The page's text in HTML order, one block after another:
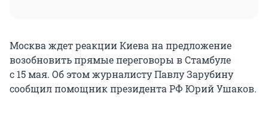
Москва ждет реакции Киева на предложение
возобновить прямые переговоры в Стамбуле
с 15 мая. Об этом журналисту Павлу Зарубину
сообщил помощник президента РФ Юрий Ушаков.